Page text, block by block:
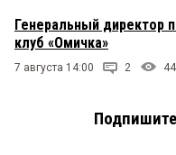
Генеральный директор
клуб «Омичка»
7 августа 14:00 2